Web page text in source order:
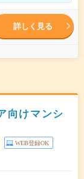
詳しく見る
向けマンシ
WEB登録OK